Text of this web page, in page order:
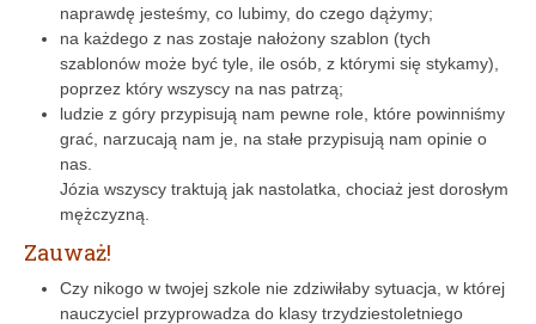
naprawdę jesteśmy, co lubimy, do czego dążymy;
na każdego z nas zostaje nałożony szablon (tych
szablonów może być tyle, ile osób, z którymi się stykamy),
poprzez który wszyscy na nas patrzą;
ludzie z góry przypisują nam pewne role, które powinniśmy
grać, narzucają nam je, na stałe przypisują nam opinie o
nas.
Józia wszyscy traktują jak nastolatka, chociaż jest dorosłym
mężczyz­ną.
Zauważ!
Czy nikogo w twojej szkole nie zdziwiłaby sytuacja, w której
nauczyciel przyprowadza do klasy trzydziestoletniego